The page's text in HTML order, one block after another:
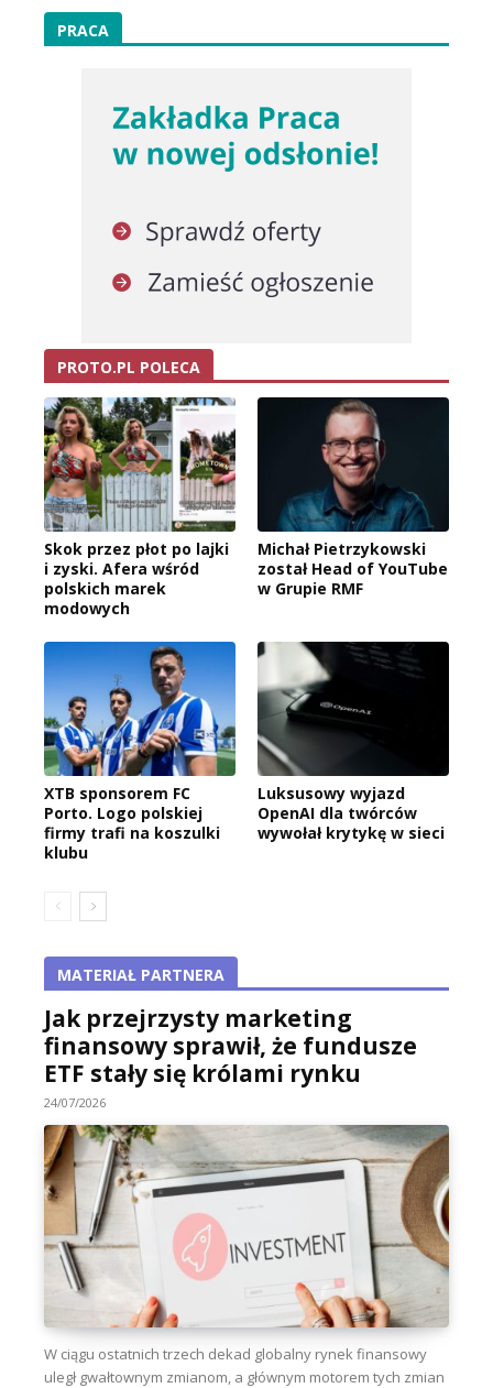
PRACA
PROTO.PL POLECA
Skok przez płot po lajki
i zyski. Afera wśród
polskich marek
modowych
Michał Pietrzykowski
został Head of YouTube
w Grupie RMF
XTB sponsorem FC
Porto. Logo polskiej
firmy trafi na koszulki
klubu
Luksusowy wyjazd
OpenAI dla twórców
wywołał krytykę w sieci
MATERIAŁ PARTNERA
Jak przejrzysty marketing
finansowy sprawił, że fundusze
ETF stały się królami rynku
24/07/2026
W ciągu ostatnich trzech dekad globalny rynek finansowy
uległ gwałtownym zmianom, a głównym motorem tych zmian